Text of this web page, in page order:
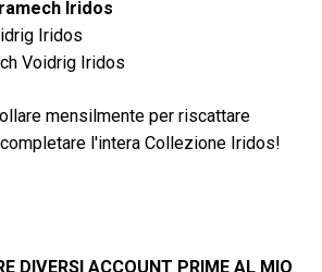
Iridos
Iridos
Voidrig Iridos
mensilmente per riscattare
l'intera Collezione Iridos!
DIVERSI ACCOUNT PRIME AL MIO